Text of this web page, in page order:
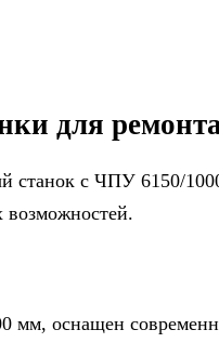
для
станок с ЧПУ 6150/
возможностей.
мм, оснащен